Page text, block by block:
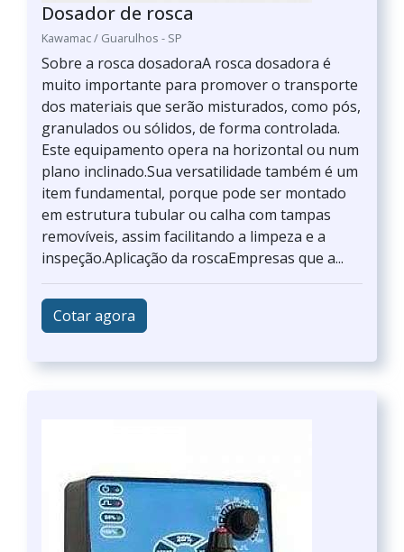
Dosador de rosca
Kawamac / Guarulhos - SP
Sobre a rosca dosadoraA rosca dosadora é
muito importante para promover o transporte
dos materiais que serão misturados, como pós,
granulados ou sólidos, de forma controlada.
Este equipamento opera na horizontal ou num
plano inclinado.Sua versatilidade também é um
item fundamental, porque pode ser montado
em estrutura tubular ou calha com tampas
removíveis, assim facilitando a limpeza e a
inspeção.Aplicação da roscaEmpresas que a...
Cotar agora